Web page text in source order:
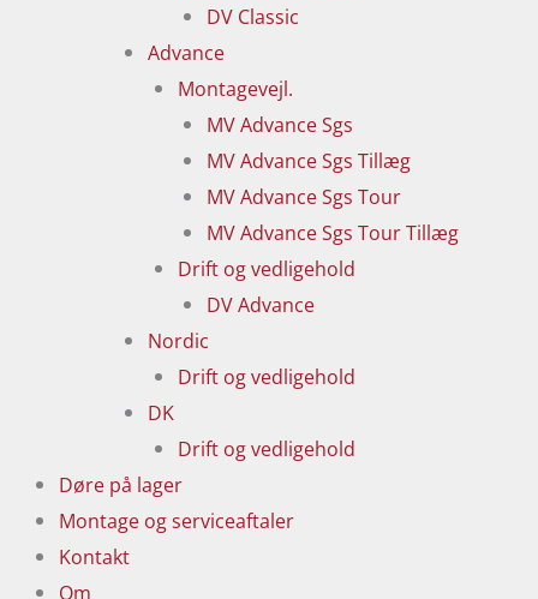
DV Classic
Advance
Montagevejl.
MV Advance Sgs
MV Advance Sgs Tillæg
MV Advance Sgs Tour
MV Advance Sgs Tour Tillæg
Drift og vedligehold
DV Advance
Nordic
Drift og vedligehold
DK
Drift og vedligehold
Døre på lager
Montage og serviceaftaler
Kontakt
Om